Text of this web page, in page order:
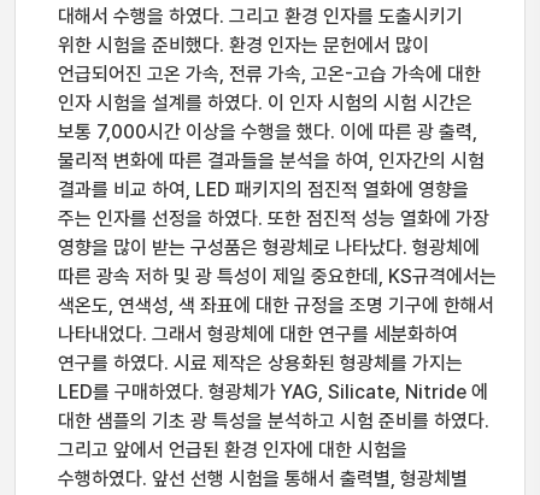
대해서 수행을 하였다. 그리고 환경 인자를 도출시키기
위한 시험을 준비했다. 환경 인자는 문헌에서 많이
언급되어진 고온 가속, 전류 가속, 고온-고습 가속에 대한
인자 시험을 설계를 하였다. 이 인자 시험의 시험 시간은
보통 7,000시간 이상을 수행을 했다. 이에 따른 광 출력,
물리적 변화에 따른 결과들을 분석을 하여, 인자간의 시험
결과를 비교 하여, LED 패키지의 점진적 열화에 영향을
주는 인자를 선정을 하였다. 또한 점진적 성능 열화에 가장
영향을 많이 받는 구성품은 형광체로 나타났다. 형광체에
따른 광속 저하 및 광 특성이 제일 중요한데, KS규격에서는
색온도, 연색성, 색 좌표에 대한 규정을 조명 기구에 한해서
나타내었다. 그래서 형광체에 대한 연구를 세분화하여
연구를 하였다. 시료 제작은 상용화된 형광체를 가지는
LED를 구매하였다. 형광체가 YAG, Silicate, Nitride 에
대한 샘플의 기초 광 특성을 분석하고 시험 준비를 하였다.
그리고 앞에서 언급된 환경 인자에 대한 시험을
수행하였다. 앞선 선행 시험을 통해서 출력별, 형광체별